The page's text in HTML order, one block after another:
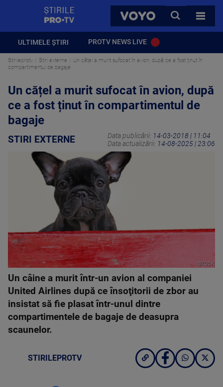
VOYO
CAUTA
TOATE
ULTIMELE ȘTIRI PROTV NEWS LIVE
Stirileprotv Stiri externe
Un cățel a murit sufocat în avion, după ce a fost ținut în
compartimentul de bagaje
Un cățel a murit sufocat în avion, după
ce a fost ținut în compartimentul de
bagaje
STIRI EXTERNE Data publicării: 14-03-2018 | 11:04
Data actualizării: 14-08-2025 | 23:06
ISTOCK
Un câine a murit într-un avion al companiei
United Airlines după ce însoţitorii de zbor au
insistat să fie plasat într-unul dintre
compartimentele de bagaje de deasupra
scaunelor.
STIRILEPROTV